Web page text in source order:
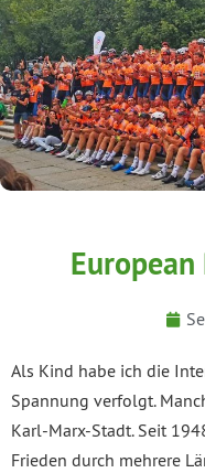
Als Kind habe ich die
Spannung verfolgt.
Karl-Marx-Stadt. Seit
Frieden durch mehrere